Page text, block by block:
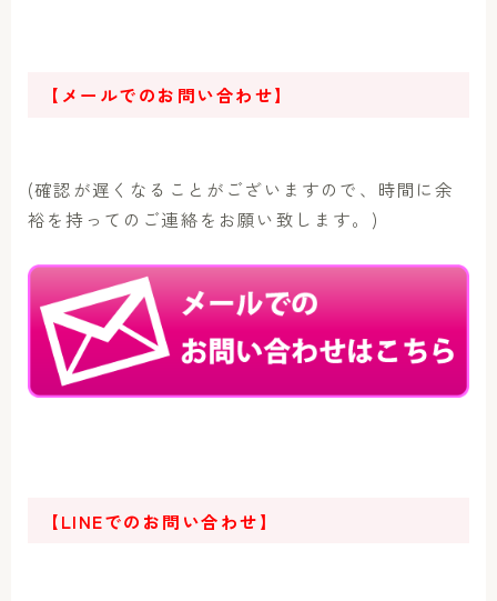
【メールでのお問い合わせ】
(確認が遅くなることがございますので、時間に余
裕を持ってのご連絡をお願い致します。)
【LINEでのお問い合わせ】